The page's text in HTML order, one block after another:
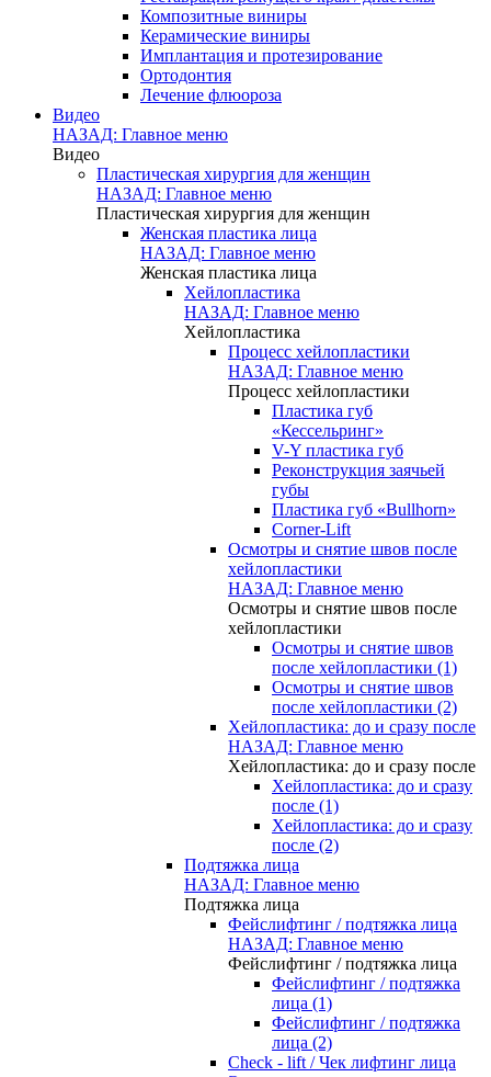
Композитные виниры
Керамические виниры
Имплантация и протезирование
Ортодонтия
Лечение флюороза
Видео
НАЗАД: Главное меню
Видео
Пластическая хирургия для женщин
НАЗАД: Главное меню
Пластическая хирургия для женщин
Женская пластика лица
НАЗАД: Главное меню
Женская пластика лица
Хейлопластика
НАЗАД: Главное меню
Хейлопластика
Процесс хейлопластики
НАЗАД: Главное меню
Процесс хейлопластики
Пластика губ
«Кессельринг»
V-Y пластика губ
Реконструкция заячьей
губы
Пластика губ «Bullhorn»
Corner-Lift
Осмотры и снятие швов после
хейлопластики
НАЗАД: Главное меню
Осмотры и снятие швов после
хейлопластики
Осмотры и снятие швов
после хейлопластики (1)
Осмотры и снятие швов
после хейлопластики (2)
Хейлопластика: до и сразу после
НАЗАД: Главное меню
Хейлопластика: до и сразу после
Хейлопластика: до и сразу
после (1)
Хейлопластика: до и сразу
после (2)
Подтяжка лица
НАЗАД: Главное меню
Подтяжка лица
Фейслифтинг / подтяжка лица
НАЗАД: Главное меню
Фейслифтинг / подтяжка лица
Фейслифтинг / подтяжка
лица (1)
Фейслифтинг / подтяжка
лица (2)
Check - lift / Чек лифтинг лица